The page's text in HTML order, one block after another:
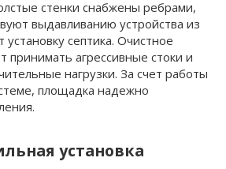
стенки снабжены ребрами,
выдавливанию устройства из
септика. Очистное
принимать агрессивные стоки и
нагрузки. За счет работы
площадка надежно
установка